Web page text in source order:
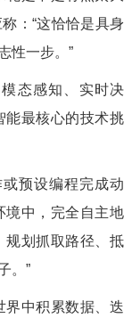
： “这恰恰是具身
性一步。”
态感知、实时决
能最核心的技术挑
预设编程完成动
境中，完全自主地
规划抓取路径、抵
。”
界中积累数据、迭